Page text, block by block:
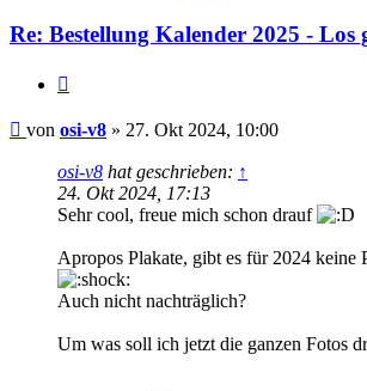
Re: Bestellung Kalender 2025 - Los
Beitrag
von osi-v8 » 27. Okt 2024, 10:00
osi-v8 hat geschrieben: ↑
24. Okt 2024, 17:13
Sehr cool, freue mich schon drauf
Apropos Plakate, gibt es für 2024 keine
Auch nicht nachträglich?
Um was soll ich jetzt die ganzen Fotos